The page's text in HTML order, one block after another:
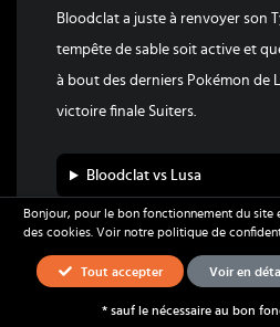
Bloodclat a juste à renvoyer son
tempête de sable soit active et
à bout des derniers Pokémon de
victoire finale Suiters.
Bloodclat vs Lusa
Les Suiters réalisent alors
CCL alors qu’ils étaient
Équipes Stratégie
Bonjour, pour le bon fonctionnement du site
des cookies. Voir notre politique de
Tout accepter Voir en
* sauf le nécessaire au bon